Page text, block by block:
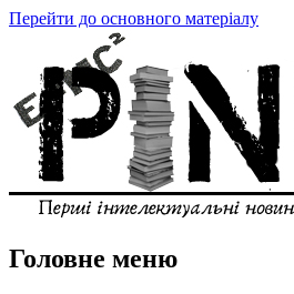
Перейти до основного матеріалу
Головне меню